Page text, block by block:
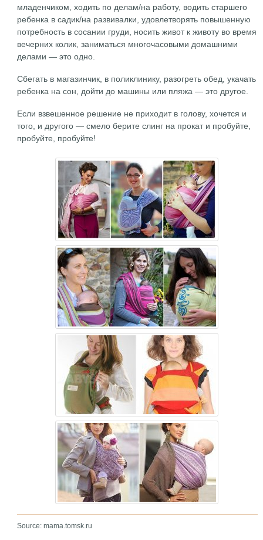
младенчиком, ходить по делам/на работу, водить старшего
ребенка в садик/на развивалки, удовлетворять повышенную
потребность в сосании груди, носить живот к животу во время
вечерних колик, заниматься многочасовыми домашними
делами — это одно.
Сбегать в магазинчик, в поликлинику, разогреть обед, укачать
ребенка на сон, дойти до машины или пляжа — это другое.
Если взвешенное решение не приходит в голову, хочется и
того, и другого — смело берите слинг на прокат и пробуйте,
пробуйте, пробуйте!
Source: mama.tomsk.ru